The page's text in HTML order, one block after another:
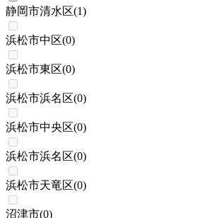
静岡市清水区(1)
浜松市中区(0)
浜松市東区(0)
浜松市浜名区(0)
浜松市中央区(0)
浜松市浜名区(0)
浜松市天竜区(0)
沼津市(0)